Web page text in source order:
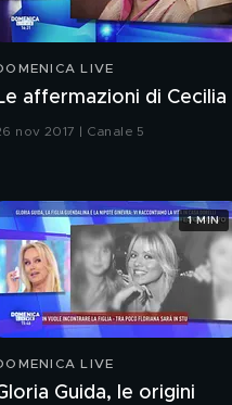
LIVE
affermazioni di Cecilia
nov 2017 | Canale 5
LIVE
Guida, le origini
1 MIN